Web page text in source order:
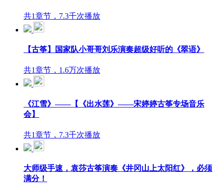
共1章节，7.3千次播放
【古筝】国家队小哥哥刘乐演奏超级好听的《翠语》
共1章节，1.6万次播放
《江雪》——【《出水莲》——宋婷婷古筝专场音乐
会】
共1章节，7.3千次播放
大师级手速，袁莎古筝演奏《井冈山上太阳红》，必须
满分！